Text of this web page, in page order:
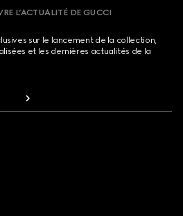
L’ACTUALITÉ DE GUCCI
sur le lancement de la collection,
et les dernières actualités de la